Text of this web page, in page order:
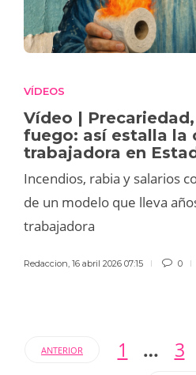
VÍDEOS
Vídeo |
fuego: así estalla la
trabajadora en
Incendios, rabia y salarios
de un modelo que lleva
trabajadora
Redaccion, 16 abril 2026 07:15 0
ANTERIOR 1 … 3